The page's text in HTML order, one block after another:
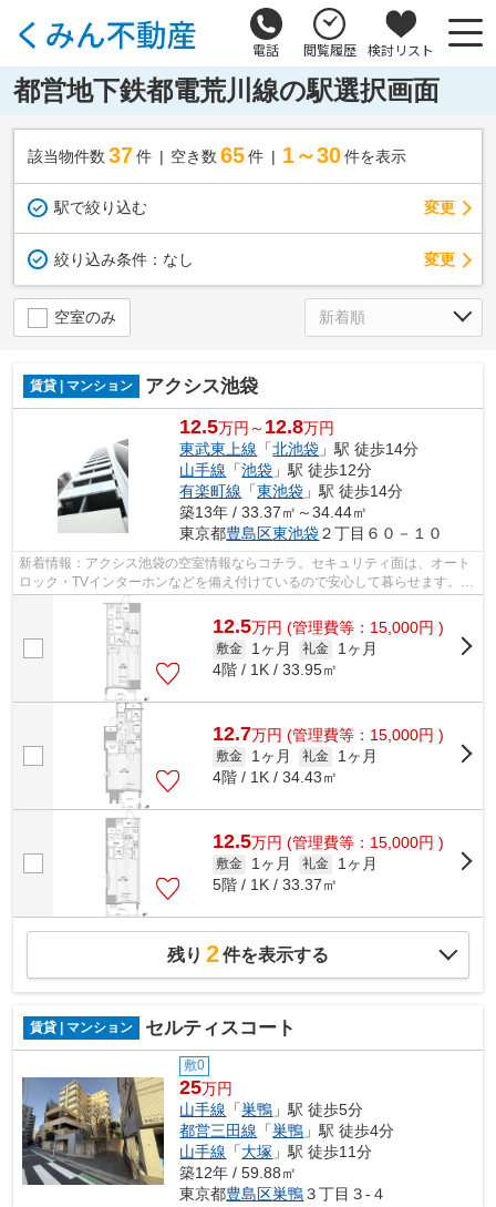
電話 閲覧履歴 検討リスト
都営地下鉄都電荒川線の駅選択画面
該当物件数 37件 空き数 65 件 1～30 件を表示
駅で絞り込む 変更
絞り込み条件： なし 変更
空室のみ
賃貸 | マンション アクシス池袋
12.5万円～ 12.8万円
東武東上線 「北池袋 」駅 徒歩14分
山手線 「池袋 」駅 徒歩12分
有楽町線 「東池袋 」駅 徒歩14分
築13年 / 33.37㎡～34.44㎡
東京都豊島区東池袋２丁目６０－１０
新着情報：アクシス池袋の空室情報ならコチラ。セキュリティ面は、オート
ロック・TVインターホンなどを備え付けているので安心して暮らせます。エ
アコン付きなので、室内の温度調整が...
12.5万円 (管理費等：15,000円 )
敷金 1ヶ月 礼金
1ヶ月
4階 / 1K / 33.95㎡
12.7万円 (管理費等：15,000円 )
敷金 1ヶ月 礼金
1ヶ月
4階 / 1K / 34.43㎡
12.5万円 (管理費等：15,000円 )
敷金 1ヶ月 礼金
1ヶ月
5階 / 1K / 33.37㎡
残り 2件を表示する
賃貸 | マンション セルティスコート
敷0
25万円
山手線 「巣鴨 」駅 徒歩5分
都営三田線 「巣鴨 」駅 徒歩4分
山手線 「大塚 」駅 徒歩11分
築12年 / 59.88㎡
東京都豊島区巣鴨３丁目３-４